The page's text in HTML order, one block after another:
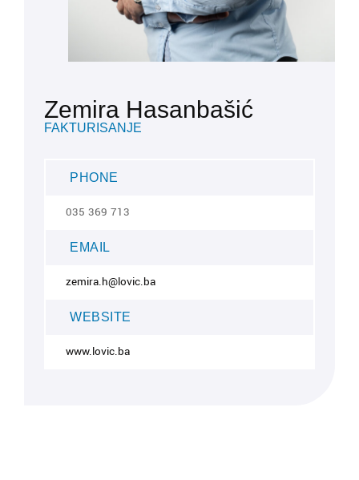
Zemira Hasanbašić
FAKTURISANJE
PHONE
035 369 713
EMAIL
zemira.h@lovic.ba
WEBSITE
www.lovic.ba